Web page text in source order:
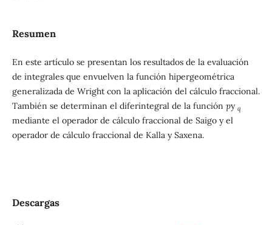
Resumen
En este artículo se presentan los resultados de la evaluación
de integrales que envuelven la función hipergeométrica
generalizada de Wright con la aplicación del cálculo fraccional.
También se determinan el diferintegral de la función py q
mediante el operador de cálculo fraccional de Saigo y el
operador de cálculo fraccional de Kalla y Saxena.
Descargas